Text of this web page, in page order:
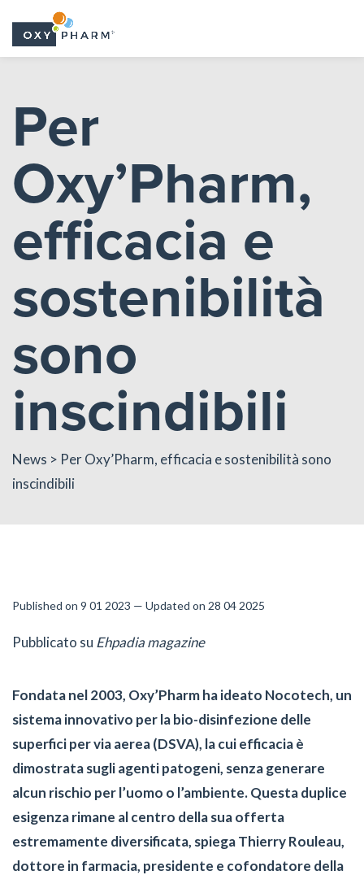
Per
Oxy’Pharm,
efficacia e
sostenibilità
sono
inscindibili
News > Per Oxy’Pharm, efficacia e sostenibilità sono
inscindibili
Published on 9 01 2023 — Updated on 28 04 2025
Pubblicato su Ehpadia magazine
Fondata nel 2003, Oxy’Pharm ha ideato Nocotech, un
sistema innovativo per la bio-disinfezione delle
superfici per via aerea (DSVA), la cui efficacia è
dimostrata sugli agenti patogeni, senza generare
alcun rischio per l’uomo o l’ambiente. Questa duplice
esigenza rimane al centro della sua offerta
estremamente diversificata, spiega Thierry Rouleau,
dottore in farmacia, presidente e cofondatore della